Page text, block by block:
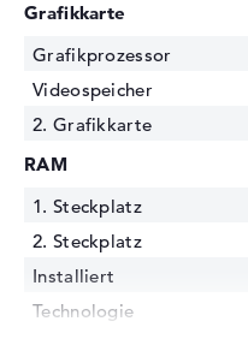
Grafikkarte
Grafikprozessor
Videospeicher
2. Grafikkarte
RAM
1. Steckplatz
2. Steckplatz
Installiert
Technologie